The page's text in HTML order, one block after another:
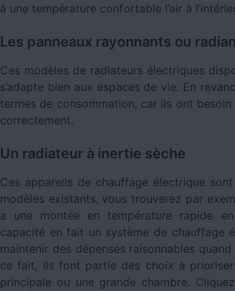
à une température confortable l’air à
Les panneaux rayonnants ou
Ces modèles de radiateurs électriques
s’adapte bien aux espaces de vie. En
termes de consommation, car ils ont
correctement.
Un radiateur à inertie sèche
Ces appareils de chauffage électrique
modèles existants, vous trouverez par
a une montée en température rapide en
capacité en fait un système de chauffage
maintenir des dépenses raisonnables
ce fait, ils font partie des choix à
principale ou une grande chambre.